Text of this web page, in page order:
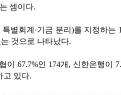
셈이다.
별회계·기금 분리)를 지정하
것으로 나타났다.
이 67.7%인 174개, 신한은행이
고 있다.